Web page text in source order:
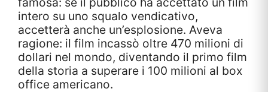
intero su uno squalo vendicativo,
accetterà anche un’esplosione. Aveva
ragione: il film incassò oltre 470 milioni di
dollari nel mondo, diventando il primo film
della storia a superare i 100 milioni al box
office americano.